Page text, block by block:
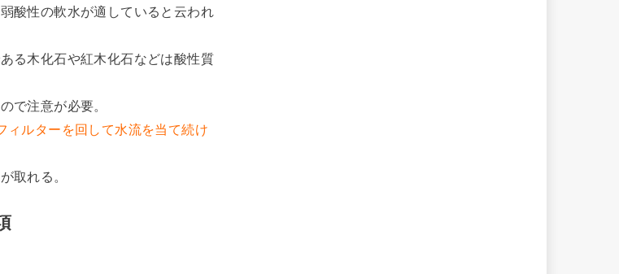
酸性の軟水が適していると云われ
る木化石や紅木化石などは酸性質
で注意が必要。
ィルターを回して水流を当て続け
取れる。